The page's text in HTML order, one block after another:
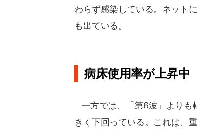
わらず感染している。ネット
も出ている。
病床使用率が上昇中
一方では、「第6波」よりも
きく下回っている。これは、